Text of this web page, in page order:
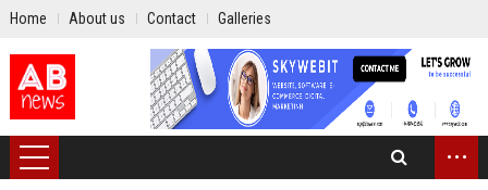
Home About us Contact Galleries
...